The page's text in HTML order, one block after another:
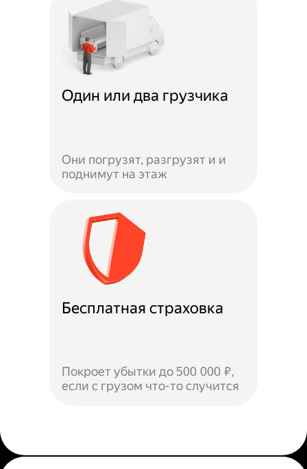
Один или два грузчика
Они погрузят, разгрузят и и
поднимут на этаж
Бесплатная страховка
Покроет убытки до 500 000 ₽,
если с грузом что-то случится